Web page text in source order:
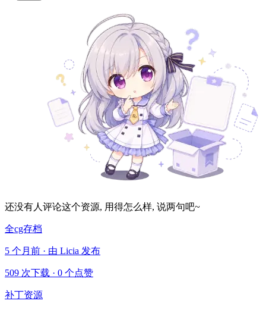
还没有人评论这个资源, 用得怎么样, 说两句吧~
全cg存档
5 个月前 · 由 Licia 发布
509 次下载 · 0 个点赞
补丁资源